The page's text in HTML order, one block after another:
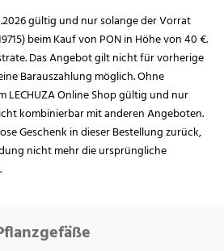
gültig und nur solange der Vorrat
beim Kauf von PON in Höhe von 40 €.
Das Angebot gilt nicht für vorherige
Barauszahlung möglich. Ohne
LECHUZA Online Shop gültig und nur
kombinierbar mit anderen Angeboten.
Geschenk in dieser Bestellung zurück,
nicht mehr die ursprüngliche